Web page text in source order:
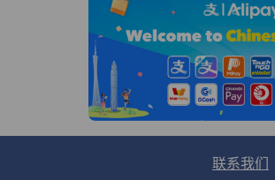
联系我们